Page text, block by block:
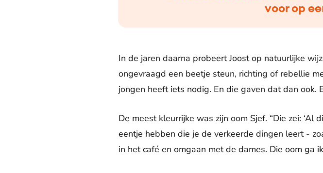
voor op
In de jaren daarna probeert Joost op natuurlijke
ongevraagd een beetje steun, richting of rebellie
jongen heeft iets nodig. En die gaven dat dan ook.
De meest kleurrijke was zijn oom Sjef. “Die zei:
eentje hebben die je de verkeerde dingen leert -
in het café en omgaan met de dames. Die oom ga